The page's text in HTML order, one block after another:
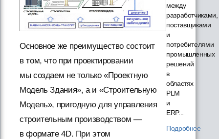
Основное же преимущество состоит
в том, что при проектировании
мы создаем не только «Проектную
Модель Здания», а и «Строительную
Модель», пригодную для управления
строительным производством —
в формате 4D. При этом
между
разработчиками,
поставщиками
и
потребителями
промышленных
решений
в
областях
PLM
и
ERP...
Подробнее